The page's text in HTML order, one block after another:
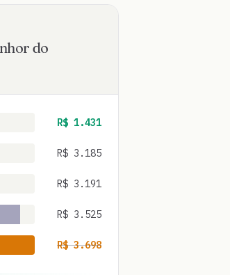
do
R$ 1.431
R$ 3.185
R$ 3.191
R$ 3.525
R$3.698